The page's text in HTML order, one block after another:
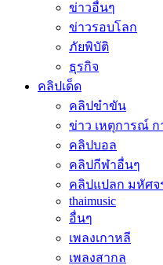
ข่าวอื่นๆ
ข่าวรอบโลก
ภัยพิบัติ
ธุรกิจ
คลิปเด็ด
คลิปขำขัน
ข่าว เหตุการณ์ ก
คลิปบอล
คลิปกีฬาอื่นๆ
คลิปแปลก มหัศจ
thaimusic
อื่นๆ
เพลงเกาหลี
เพลงสากล